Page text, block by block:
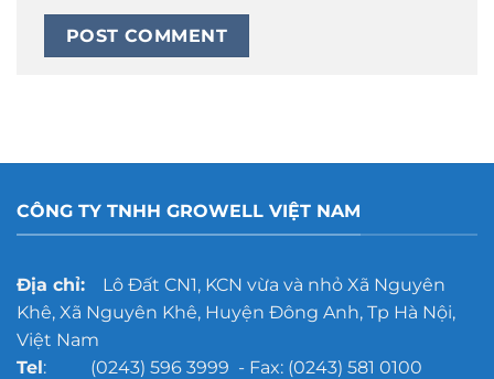
CÔNG TY TNHH GROWELL VIỆT NAM
Địa chỉ:Lô Đất CN1, KCN vừa và nhỏ Xã Nguyên
Khê, Xã Nguyên Khê, Huyện Đông Anh, Tp Hà Nội,
Việt Nam
Tel: (0243) 596 3999 - Fax: (0243) 581 0100